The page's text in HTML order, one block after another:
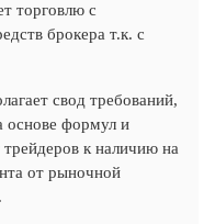
торговлю с
брокера т.к. с
свод требований,
основе формул и
к наличию на
от рыночной